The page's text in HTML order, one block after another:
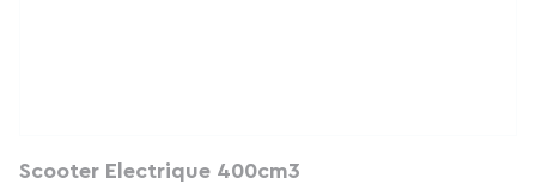
Scooter Electrique 400cm3